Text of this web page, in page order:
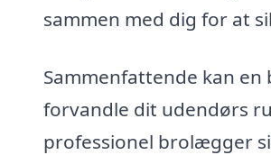
sammen med dig for at
Sammenfattende kan
forvandle dit udendørs
professionel brolægger